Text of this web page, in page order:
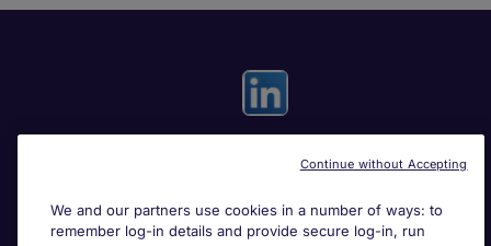
Search for jobs
We and our partners use cookies in a number of ways: to
remember log-in details and provide secure log-in, run
Continue without Accepting